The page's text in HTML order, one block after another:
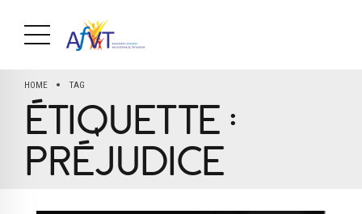
HOME TAG
ÉTIQUETTE :
PRÉJUDICE